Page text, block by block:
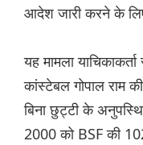
आदेश जारी करने के
यह मामला
कांस्टेबल गोपाल राम
बिना छुट्टी के
2000 को BSF की